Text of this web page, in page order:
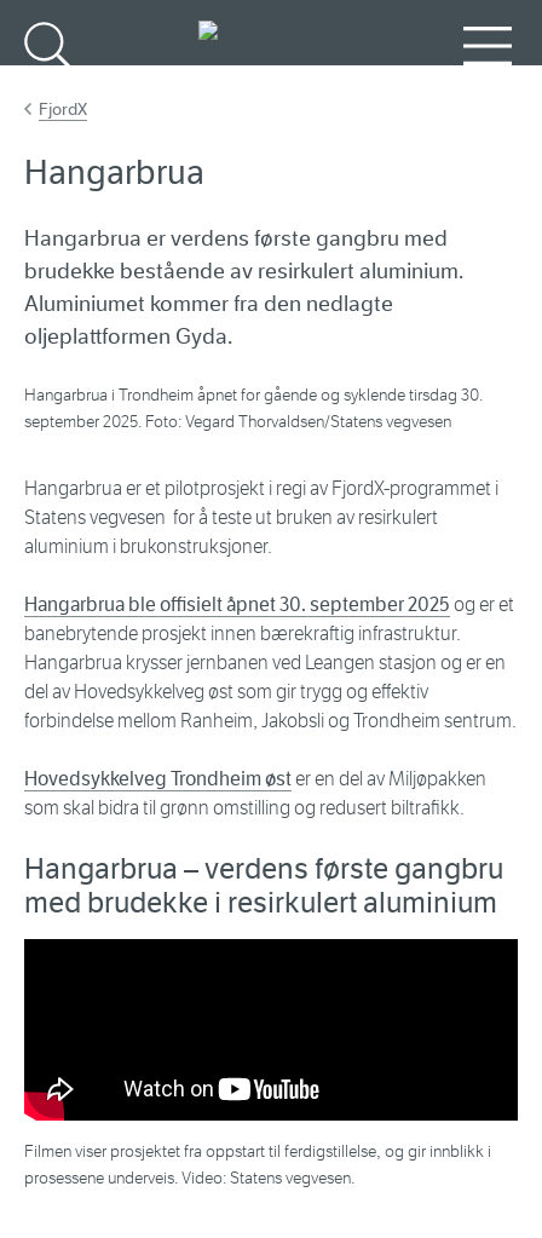
FjordX
Hangarbrua
Hangarbrua er verdens første gangbru med
brudekke bestående av resirkulert aluminium.
Aluminiumet kommer fra den nedlagte
oljeplattformen Gyda.
Hangarbrua i Trondheim åpnet for gående og syklende tirsdag 30.
september 2025. Foto: Vegard Thorvaldsen/Statens vegvesen
Hangarbrua er et pilotprosjekt i regi av FjordX-programmet i
Statens vegvesen for å teste ut bruken av resirkulert
aluminium i brukonstruksjoner.
Hangarbrua ble offisielt åpnet 30. september 2025 og er et
banebrytende prosjekt innen bærekraftig infrastruktur.
Hangarbrua krysser jernbanen ved Leangen stasjon og er en
del av Hovedsykkelveg øst som gir trygg og effektiv
forbindelse mellom Ranheim, Jakobsli og Trondheim sentrum.
Hovedsykkelveg Trondheim øster en del av Miljøpakken
som skal bidra til grønn omstilling og redusert biltrafikk.
Hangarbrua – verdens første gangbru
med brudekke i resirkulert aluminium
Filmen viser prosjektet fra oppstart til ferdigstillelse, og gir innblikk i
prosessene underveis. Video: Statens vegvesen.